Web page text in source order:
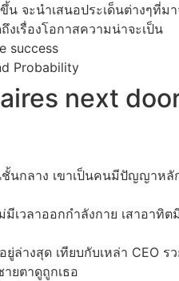
จะนำเสนอประเด็นต่างๆที่ม
งเรื่องโอกาสความน่าจะเป็น
success
Probability
next
นกลาง เขาเป็นคนมีปัญญาห
วลาออกกำลังกาย เสาอา
างสุด เทียบกับเหล่า CEO
ยตาดูถูกเธอ